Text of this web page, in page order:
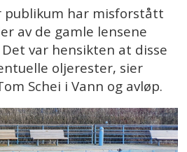
publikum har misforstått
av de gamle lensene
var hensikten at disse
oljerester, sier
Schei i Vann og avløp.